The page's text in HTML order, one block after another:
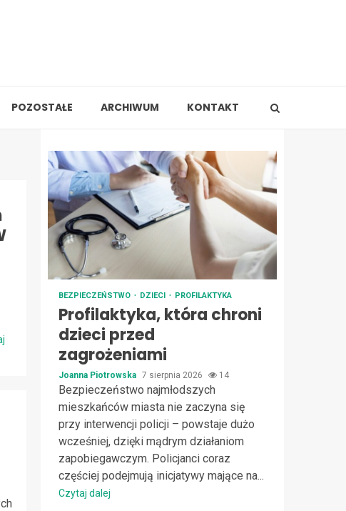
POZOSTAŁE ARCHIWUM KONTAKT
BEZPIECZEŃSTWO DZIECI PROFILAKTYKA
Profilaktyka, która chroni
dzieci przed
zagrożeniami
Joanna Piotrowska 7 sierpnia 2026 14
Bezpieczeństwo najmłodszych
mieszkańców miasta nie zaczyna się
przy interwencji policji – powstaje dużo
wcześniej, dzięki mądrym działaniom
zapobiegawczym. Policjanci coraz
częściej podejmują inicjatywy mające na...
Czytaj dalej